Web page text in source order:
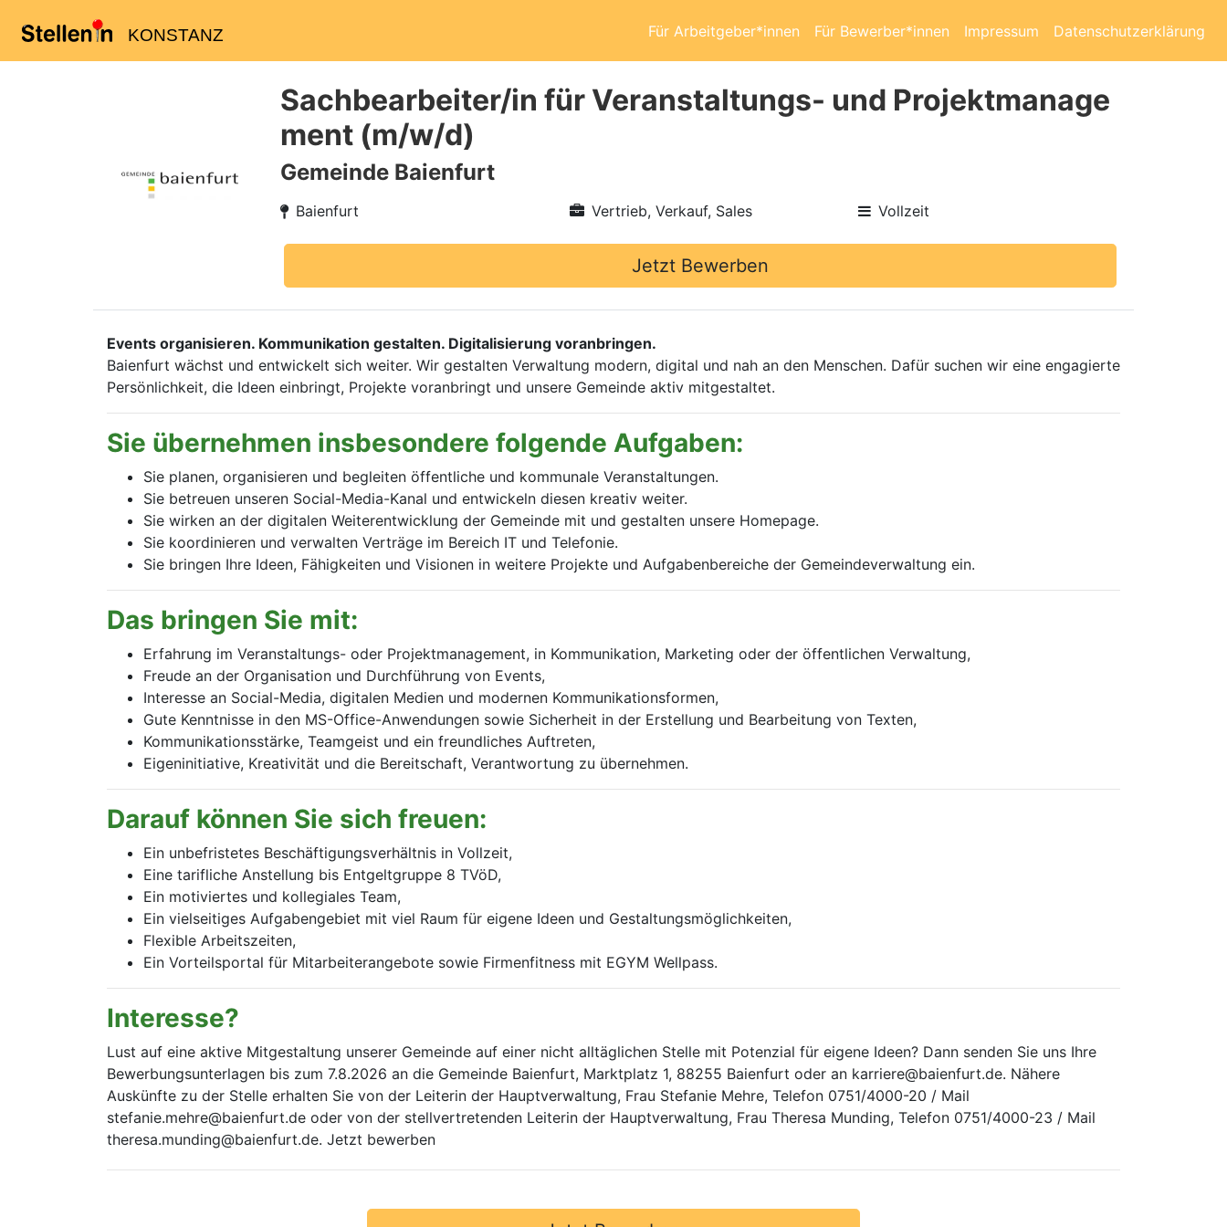
KONSTANZ Für Arbeitgeber*innen Für Bewerber*innen Impressum Datenschutzerklärung
Sachbearbeiter/in für Veranstaltungs- und Projektmanage
ment (m/w/d)
Gemeinde Baienfurt
Baienfurt Vertrieb, Verkauf, Sales Vollzeit
Jetzt Bewerben
Events organisieren. Kommunikation gestalten. Digitalisierung voranbringen.
Baienfurt wächst und entwickelt sich weiter. Wir gestalten Verwaltung modern, digital und nah an den Menschen. Dafür suchen wir eine engagierte
Persönlichkeit, die Ideen einbringt, Projekte voranbringt und unsere Gemeinde aktiv mitgestaltet.
Sie übernehmen insbesondere folgende Aufgaben:
Sie planen, organisieren und begleiten öffentliche und kommunale Veranstaltungen.
Sie betreuen unseren Social-Media-Kanal und entwickeln diesen kreativ weiter.
Sie wirken an der digitalen Weiterentwicklung der Gemeinde mit und gestalten unsere Homepage.
Sie koordinieren und verwalten Verträge im Bereich IT und Telefonie.
Sie bringen Ihre Ideen, Fähigkeiten und Visionen in weitere Projekte und Aufgabenbereiche der Gemeindeverwaltung ein.
Das bringen Sie mit:
Erfahrung im Veranstaltungs- oder Projektmanagement, in Kommunikation, Marketing oder der öffentlichen Verwaltung,
Freude an der Organisation und Durchführung von Events,
Interesse an Social-Media, digitalen Medien und modernen Kommunikationsformen,
Gute Kenntnisse in den MS-Office-Anwendungen sowie Sicherheit in der Erstellung und Bearbeitung von Texten,
Kommunikationsstärke, Teamgeist und ein freundliches Auftreten,
Eigeninitiative, Kreativität und die Bereitschaft, Verantwortung zu übernehmen.
Darauf können Sie sich freuen:
Ein unbefristetes Beschäftigungsverhältnis in Vollzeit,
Eine tarifliche Anstellung bis Entgeltgruppe 8 TVöD,
Ein motiviertes und kollegiales Team,
Ein vielseitiges Aufgabengebiet mit viel Raum für eigene Ideen und Gestaltungsmöglichkeiten,
Flexible Arbeitszeiten,
Ein Vorteilsportal für Mitarbeiterangebote sowie Firmenfitness mit EGYM Wellpass.
Interesse?
Lust auf eine aktive Mitgestaltung unserer Gemeinde auf einer nicht alltäglichen Stelle mit Potenzial für eigene Ideen? Dann senden Sie uns Ihre
Bewerbungsunterlagen bis zum 7.8.2026 an die Gemeinde Baienfurt, Marktplatz 1, 88255 Baienfurt oder an karriere@baienfurt.de. Nähere
Auskünfte zu der Stelle erhalten Sie von der Leiterin der Hauptverwaltung, Frau Stefanie Mehre, Telefon 0751/4000-20 / Mail
stefanie.mehre@baienfurt.de oder von der stellvertretenden Leiterin der Hauptverwaltung, Frau Theresa Munding, Telefon 0751/4000-23 / Mail
theresa.munding@baienfurt.de. Jetzt bewerben